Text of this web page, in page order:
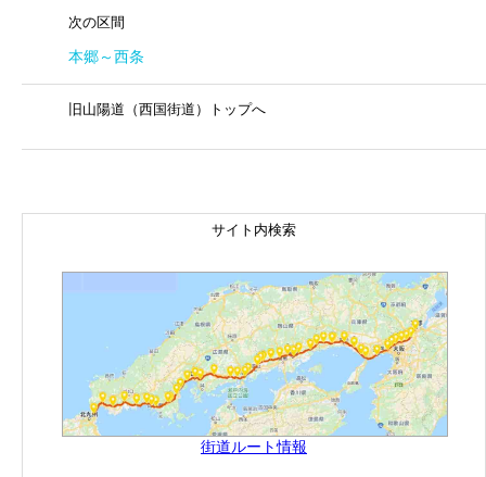
次の区間
本郷～西条
旧山陽道（西国街道）トップへ
サイト内検索
街道ルート情報